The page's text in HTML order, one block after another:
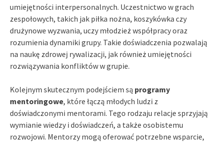
umiejętności interpersonalnych. Uczestnictwo w grach
zespołowych, takich jak piłka nożna, koszykówka czy
drużynowe wyzwania, uczy młodzież współpracy oraz
rozumienia dynamiki grupy. Takie doświadczenia pozwalają
na naukę zdrowej rywalizacji, jak również umiejętności
rozwiązywania konfliktów w grupie.
Kolejnym skutecznym podejściem są programy
mentoringowe, które łączą młodych ludzi z
doświadczonymi mentorami. Tego rodzaju relacje sprzyjają
wymianie wiedzy i doświadczeń, a także osobistemu
rozwojowi. Mentorzy mogą oferować potrzebne wsparcie,